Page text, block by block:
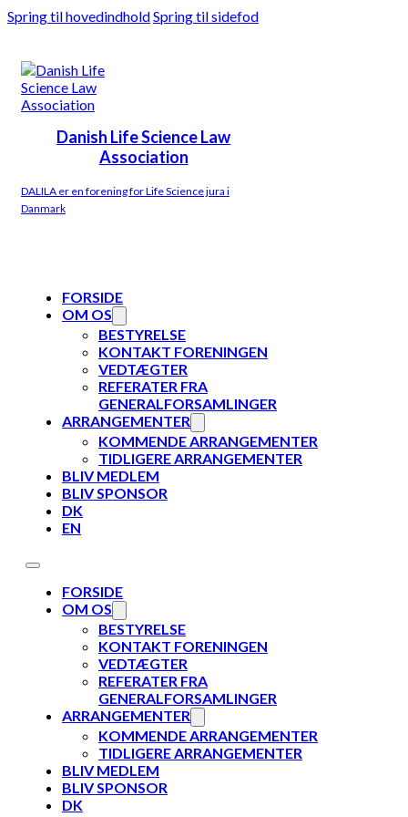
Spring til hovedindholdSpring til sidefod
Danish Life Science Law
Association
DALILA er en forening for Life Science jura i
Danmark
FORSIDE
OM OS
BESTYRELSE
KONTAKT FORENINGEN
VEDTÆGTER
REFERATER FRA
GENERALFORSAMLINGER
ARRANGEMENTER
KOMMENDE ARRANGEMENTER
TIDLIGERE ARRANGEMENTER
BLIV MEDLEM
BLIV SPONSOR
DK
EN
FORSIDE
OM OS
BESTYRELSE
KONTAKT FORENINGEN
VEDTÆGTER
REFERATER FRA
GENERALFORSAMLINGER
ARRANGEMENTER
KOMMENDE ARRANGEMENTER
TIDLIGERE ARRANGEMENTER
BLIV MEDLEM
BLIV SPONSOR
DK